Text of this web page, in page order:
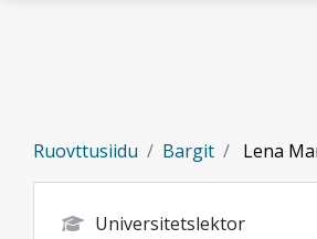
Ruovttusiidu Bargit Lena
Universitetslektor